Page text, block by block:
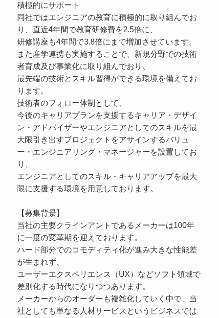
積極的にサポート
同社ではエンジニアの教育に積極的に取り組んでお
り、直近4年間で教育研修費を2.5倍に、
研修講座も4年間で3.8倍にまで増加させています。
また産学連携も実施することで、新規分野での技術
者育成及び事業化に取り組んでおり、
最先端の技術とスキル習得ができる環境を備えてお
ります。
技術者のフォロー体制として、
今後のキャリアプランを支援するキャリア・デザイ
ン・アドバイザーやエンジニアとしてのスキルを最
大限引き出すプロジェクトをアサインするバリュ
ー・エンジニアリング・マネージャーを設置してお
り、
エンジニアとしてのスキル・キャリアアップを最大
限に支援する環境を用意しております。
【募集背景】
当社の主要クラインアントであるメーカーは100年
に一度の変革期を迎えております。
ハード部分でのコモディティ化が進み大きな性能差
が生まれず、
ユーザーエクスペリエンス（UX）などソフト領域で
差別化する時代になりつつあります。
メーカーからのオーダーも複雑化していく中で、当
社としても単なる人材サービスというビジネスでは